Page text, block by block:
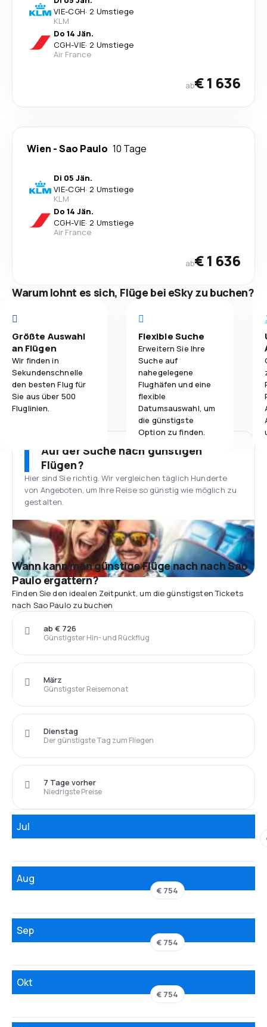
VIE-CGH· 2 Umstiege
KLM
Do 14 Jän.
CGH-VIE· 2 Umstiege
Air France
ab€ 1 636
Wien -Sao Paulo 10 Tage
Di 05 Jän.
VIE-CGH· 2 Umstiege
KLM
Do 14 Jän.
CGH-VIE· 2 Umstiege
Air France
ab€ 1 636
Warum lohnt es sich, Flüge bei eSky zu buchen?
Größte Auswahl
an Flügen
Wir finden in
Sekundenschnelle
den besten Flug für
Sie aus über 500
Fluglinien.
Flexible Suche
Erweitern Sie Ihre
Suche auf
nahegelegene
Flughäfen und eine
flexible
Datumsauswahl, um
die günstigste
Option zu finden.
Auf der Suche nach günstigen
Flügen?
Hier sind Sie richtig. Wir vergleichen täglich Hunderte
von Angeboten, um Ihre Reise so günstig wie möglich zu
gestalten.
Wann kann man günstige Flüge nach nach Sao
Paulo ergattern?
Finden Sie den idealen Zeitpunkt, um die günstigsten Tickets
nach Sao Paulo zu buchen
Günstigster Hin- und Rückflug
ab € 726
Günstigster Reisemonat
März
Der günstigste Tag zum Fliegen
Dienstag
Niedrigste Preise
7 Tage vorher
Jul
Aug
€ 754
Sep
€ 754
Okt
€ 754